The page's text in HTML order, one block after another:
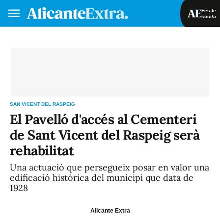
Fes-te
soci/a
SAN VICENT DEL RASPEIG
El Pavelló d'accés al Cementeri
de Sant Vicent del Raspeig serà
rehabilitat
Una actuació que persegueix posar en valor una
edificació històrica del municipi que data de
1928
Alicante Extra